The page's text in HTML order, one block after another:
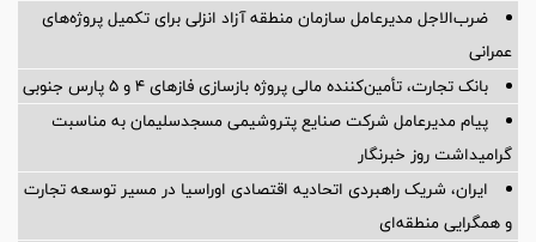
ضرب‌الاجل مدیرعامل سازمان منطقه آزاد انزلی برای تكمیل پروژه‌های
عمرانی
بانک تجارت، تأمین‌کننده مالی پروژه بازسازی فازهای ۴ و ۵ پارس جنوبی
پیام مدیرعامل شركت صنایع پتروشیمی مسجدسلیمان به مناسبت
گرامیداشت روز خبرنگار
ایران، شریک راهبردی اتحادیه اقتصادی اوراسیا در مسیر توسعه تجارت
و همگرایی منطقه‌ای